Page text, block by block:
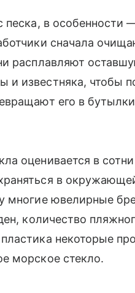
в особенности
сначала
расплавляют
и известняка, чтобы
его в
оценивается в
в
многие ювелирные
количество
некоторые
морское стекло.